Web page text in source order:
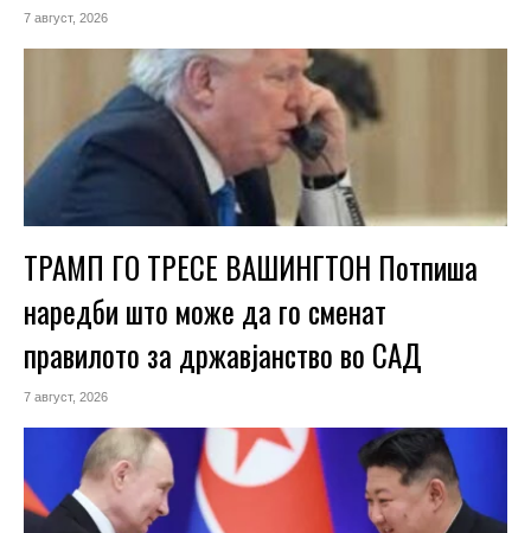
7 август, 2026
ТРАМП ГО ТРЕСЕ ВАШИНГТОН Потпиша
наредби што може да го сменат
правилото за државјанство во САД
7 август, 2026